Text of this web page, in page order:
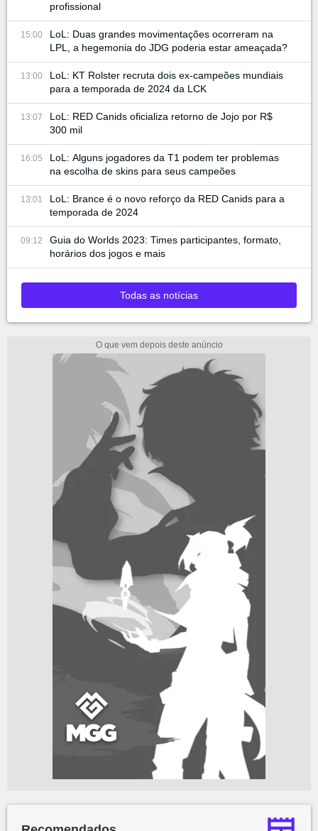
profissional
15:00
LoL: Duas grandes movimentações ocorreram na
LPL, a hegemonia do JDG poderia estar ameaçada?
13:00
LoL: KT Rolster recruta dois ex-campeões mundiais
para a temporada de 2024 da LCK
13:07
LoL: RED Canids oficializa retorno de Jojo por R$
300 mil
16:05
LoL: Alguns jogadores da T1 podem ter problemas
na escolha de skins para seus campeões
13:01
LoL: Brance é o novo reforço da RED Canids para a
temporada de 2024
09:12
Guia do Worlds 2023: Times participantes, formato,
horários dos jogos e mais
Todas as notícias